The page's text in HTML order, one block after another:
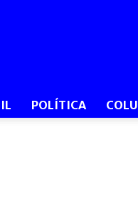
POLÍTICA